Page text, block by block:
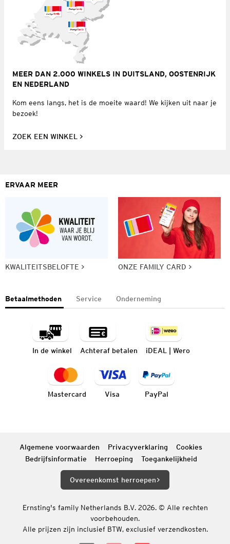
MEER DAN 2.000 WINKELS IN DUITSLAND, OOSTENRIJK
EN NEDERLAND
Kom eens langs, het is de moeite waard! We kijken uit naar je
bezoek!
ZOEK EEN WINKEL
ERVAAR MEER
KWALITEITSBELOFTE ONZE FAMILY CARD
Betaalmethoden Service Onderneming
In de winkel Achteraf betalen iDEAL | Wero
Mastercard Visa PayPal
Algemene voorwaarden Privacyverklaring
Cookies
Bedrijfsinformatie
Herroeping Toegankelijkheid
Overeenkomst herroepen
Ernsting's family Netherlands B.V. 2026. © Alle rechten
voorbehouden.
Alle prijzen zijn inclusief BTW, exclusief verzendkosten.